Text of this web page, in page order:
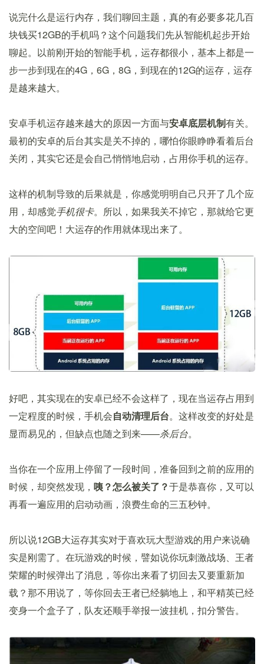
说完什么是运行内存，我们聊回主题，真的有必要多花几百
块钱买12GB的手机吗？这个问题我们先从智能机起步开始
聊起。以前刚开始的智能手机，运存都很小，基本上都是一
步一步到现在的4G，6G，8G，到现在的12G的运存，运存
是越来越大。
安卓手机运存越来越大的原因一方面与安卓底层机制有关。
最初的安卓的后台其实是关不掉的，哪怕你眼睁睁看着后台
关闭，其实它还是会自己悄悄地启动，占用你手机的运存。
这样的机制导致的后果就是，你感觉明明自己只开了几个应
用，却感觉手机很卡。所以，如果我关不掉它，那就给它更
大的空间吧！大运存的作用就体现出来了。
好吧，其实现在的安卓已经不会这样了，现在当运存占用到
一定程度的时候，手机会自动清理后台。这样改变的好处是
显而易见的，但缺点也随之到来——杀后台。
当你在一个应用上停留了一段时间，准备回到之前的应用的
时候，却突然发现， 咦？怎么被关了？于是恭喜你，又可以
再看一遍应用的启动动画，浪费生命的三五秒钟。
所以说12GB大运存其实对于喜欢玩大型游戏的用户来说确
实是刚需了。在玩游戏的时候，譬如说你玩刺激战场、王者
荣耀的时候弹出了消息，等你出来看了切回去又要重新加
载？那不用说了，等你回去王者已经躺地上，和平精英已经
变身一个盒子了，队友还顺手举报一波挂机，扣分警告。